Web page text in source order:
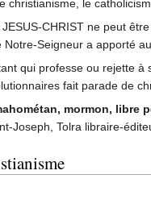
christianisme, le
CHRIST ne peut
Seigneur a apporté
qui professe ou rejette
fait parade de
mormon, libre
Joseph, Tolra libraire-